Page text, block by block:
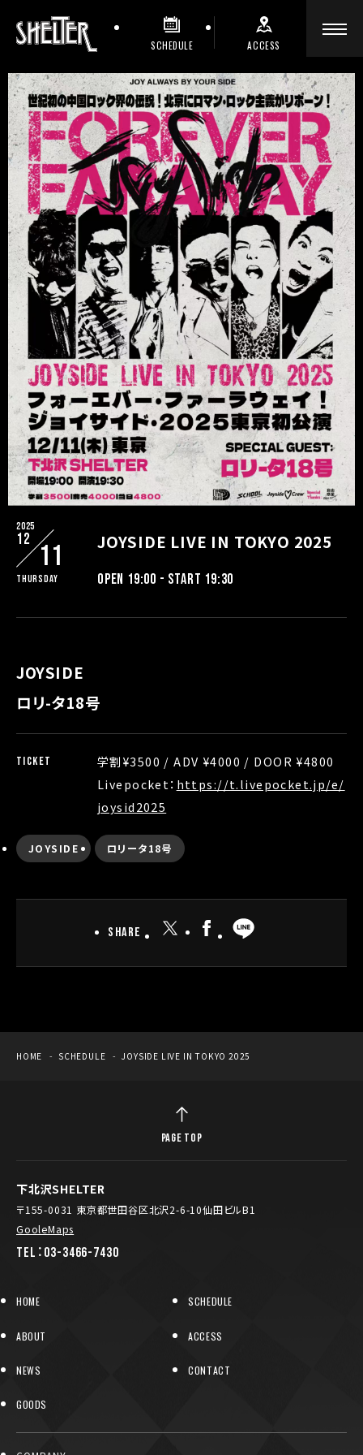
SCHEDULE ACCESS
2025
12
11
Thursday
JOYSIDE LIVE IN TOKYO 2025
OPEN 19:00 - START 19:30
JOYSIDE
ロリ-タ18号
TICKET
学割¥3500 / ADV ¥4000 / DOOR ¥4800
Livepocket： https://t.livepocket.jp/e/
joysid2025
JOYSIDE ロリータ18号
Share
HOME SCHEDULE JOYSIDE LIVE IN TOKYO 2025
下北沢SHELTER
〒155-0031 東京都世田谷区北沢2-6-10仙田ビルB1
GooleMaps
TEL：03-3466-7430
HOME SCHEDULE
ABOUT ACCESS
NEWS CONTACT
GOODS
PAGE TOP